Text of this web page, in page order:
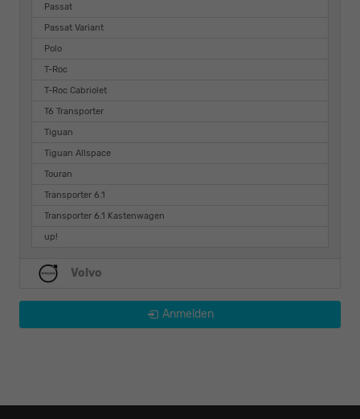
Passat
Passat Variant
Polo
T-Roc
T-Roc Cabriolet
T6 Transporter
Tiguan
Tiguan Allspace
Touran
Transporter 6.1
Transporter 6.1 Kastenwagen
up!
Volvo
Anmelden